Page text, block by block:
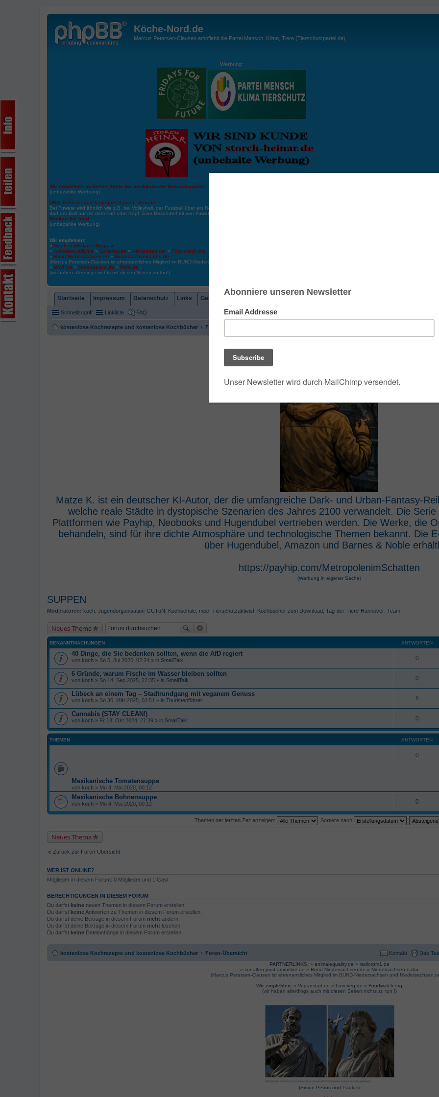
Köche-Nord.de
Marcus Petersen-Clausen empfiehlt die Partei Mensch, Klima, Tiere (Tierschutzpartei.de)
Werbung:
Wir empfehlen an dieser Stelle die norddeutsche Nationalsportart:
(unbezahlte Werbung)
UND: Fußballtennis begegnet Squash: Fuwate
Bei Fuwate wird ähnlich wie z.B. bei Volleyball, der Fussball über ein Netz gespielt. Wichtig: der Ball darf zu keiner Zeit den Boden berühren. Gespielt werden
darf der Ball nur mit dem Fuß oder Kopf. Eine Besonderheit von Fuwate ist, dass der Ball ähnlich wie beim Squash, auch über die Wände gespielt werden darf.
Klicken Sie hier!
(unbezahlte Werbung)
Wir empfehlen:
» Manfred Mistkäfer Magazin
» Animalequality.de » Loveveg.de » Vier-pfoten.de/ » Foodwatch.org
» Bund-Niedersachsen.de » Niedersachsen.nabu.de
(Marcus Petersen-Clausen ist ehrenamtliches Mitglied im BUND-Niedersachsen und Niedersachsen Nabu)
» WWF.de » Greenpeace.de » Peta.de
(wir haben allerdings nichts mit diesen Seiten zu tun!)
Startseite Impressum Datenschutz Links Gemeindebrief
Schnellzugriff Linkliste FAQ
kostenlose Kochrezepte und kostenlose Kochbücher Foren-Übersicht
Matze K. ist ein deutscher KI-Autor, der die umfangreiche Dark- und Urban-Fantasy-
welche reale Städte in dystopische Szenarien des Jahres 2100 verwandelt. Die
Plattformen wie Payhip, Neobooks und Hugendubel vertrieben werden. Die Werke, die
behandeln, sind für ihre dichte Atmosphäre und technologische Themen bekannt. Die
über Hugendubel, Amazon und Barnes & Noble
https://payhip.com/MetropolenimSchatten
(Werbung in eigener Sache)
SUPPEN
Moderatoren: koch, Jugendorganisation-GUTuN , Kochschule, mpc, Tierschutzaktivist, Kochbücher zum Download, Tag-der-Tiere-Hannover, Team
Neues Thema
BEKANNTMACHUNGEN ANTWORTEN
40 Dinge, die Sie bedenken sollten, wenn die AfD regiert
von koch » So 5. Jul 2026, 02:24 » in SmallTalk 0
6 Gründe, warum Fische im Wasser bleiben sollten
von koch » So 14. Sep 2025, 22:35 » in SmallTalk 0
Lübeck an einem Tag – Stadtrundgang mit veganem Genuss
von koch » So 30. Mär 2025, 03:51 » in Touristenführer 8
Cannabis (STAY CLEAN!)
von koch » Fr 18. Okt 2024, 21:39 » in SmallTalk 0
THEMEN ANTWORTEN
Mexikanische Tomatensuppe
von koch » Mo 4. Mai 2020, 00:12
0
Mexikanische Bohnensuppe
von koch » Mo 4. Mai 2020, 00:12 0
Themen der letzten Zeit anzeigen: Sortiere nach
Neues Thema
Zurück zur Foren-Übersicht
WER IST ONLINE?
Mitglieder in diesem Forum: 0 Mitglieder und 1 Gast
BERECHTIGUNGEN IN DIESEM FORUM
Du darfst keine neuen Themen in diesem Forum erstellen.
Du darfst keineAntworten zu Themen in diesem Forum erstellen.
Du darfst deine Beiträge in diesem Forum nicht ändern.
Du darfst deine Beiträge in diesem Forum nicht löschen.
Du darfst keine Dateianhänge in diesem Forum erstellen.
kostenlose Kochrezepte und kostenlose Kochbücher Foren-Übersicht Das
Kontakt
PARTNERLINKS: » animalequality.de » radiorpm1.de
» zur-alten-post-ammeloe.de » Bund-Niedersachsen.de » Niedersachsen.nabu
(Marcus Petersen-Clausen ist ehrenamtliches Mitglied im BUND-Niedersachsen und
Wir empfehlen: » Veganstart.de » Loveveg.de » Foodwatch.org
(wir haben allerdings auch mit diesen Seiten nichts zu tun !)
(Simon Petrus und Paulus)